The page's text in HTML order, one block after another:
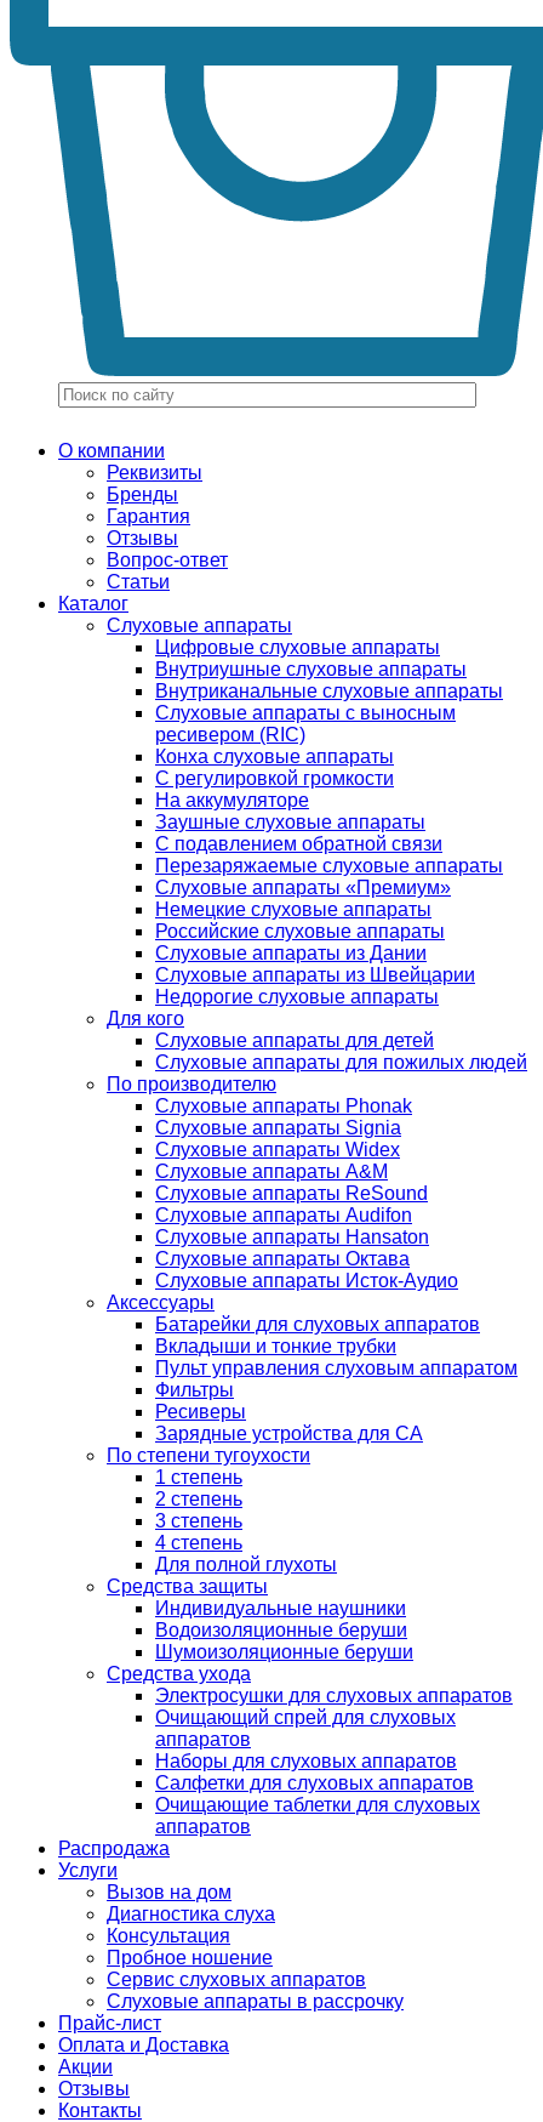
О компании
Реквизиты
Бренды
Гарантия
Отзывы
Вопрос-ответ
Статьи
Каталог
Слуховые аппараты
Цифровые слуховые аппараты
Внутриушные слуховые аппараты
Внутриканальные слуховые аппараты
Слуховые аппараты с выносным
ресивером (RIC)
Конха слуховые аппараты
С регулировкой громкости
На аккумуляторе
Заушные слуховые аппараты
C подавлением обратной связи
Перезаряжаемые слуховые аппараты
Слуховые аппараты «Премиум»
Немецкие слуховые аппараты
Российские слуховые аппараты
Слуховые аппараты из Дании
Слуховые аппараты из Швейцарии
Недорогие слуховые аппараты
Для кого
Слуховые аппараты для детей
Слуховые аппараты для пожилых людей
По производителю
Слуховые аппараты Phonak
Слуховые аппараты Signia
Слуховые аппараты Widex
Слуховые аппараты A&M
Слуховые аппараты ReSound
Слуховые аппараты Audifon
Слуховые аппараты Hansaton
Слуховые аппараты Октава
Слуховые аппараты Исток-Аудио
Аксессуары
Батарейки для слуховых аппаратов
Вкладыши и тонкие трубки
Пульт управления слуховым аппаратом
Фильтры
Ресиверы
Зарядные устройства для СА
По степени тугоухости
1 степень
2 степень
3 степень
4 степень
Для полной глухоты
Средства защиты
Индивидуальные наушники
Водоизоляционные беруши
Шумоизоляционные беруши
Средства ухода
Электросушки для слуховых аппаратов
Очищающий спрей для слуховых
аппаратов
Наборы для слуховых аппаратов
Салфетки для слуховых аппаратов
Очищающие таблетки для слуховых
аппаратов
Распродажа
Услуги
Вызов на дом
Диагностика слуха
Консультация
Пробное ношение
Сервис слуховых аппаратов
Слуховые аппараты в рассрочку
Прайс-лист
Оплата и Доставка
Акции
Отзывы
Контакты